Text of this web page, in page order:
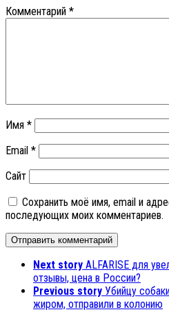
Комментарий *
Имя *
Email *
Сайт
Сохранить моё имя, email и
последующих моих комментариев.
Next story ALFARISE для
отзывы, цена в России?
Previous story Убийцу
жиром, отправили в колонию